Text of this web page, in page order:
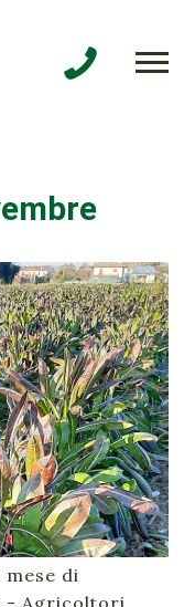
di
- Agricoltori